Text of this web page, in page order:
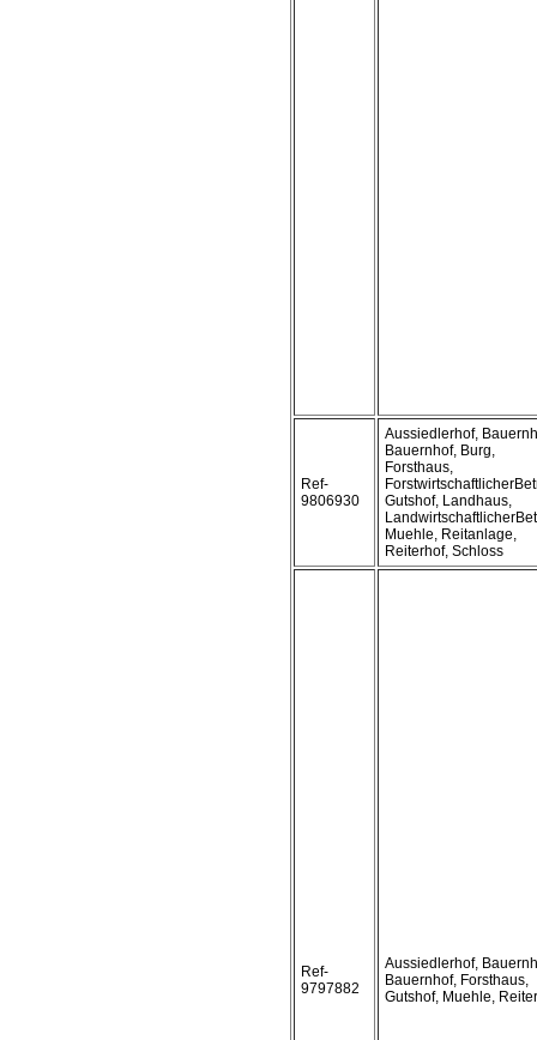
Ref-
9806930
Aussiedlerhof,
Bauernhof, Burg,
Forsthaus,
Gutshof, Landhaus,
Muehle, Reitanlage,
Reiterhof, Schloss
Ref-
9797882
Aussiedlerhof,
Bauernhof, Forsthaus,
Gutshof, Muehle,